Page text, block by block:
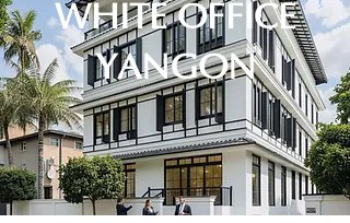
WHITE OFFICE
YANGON